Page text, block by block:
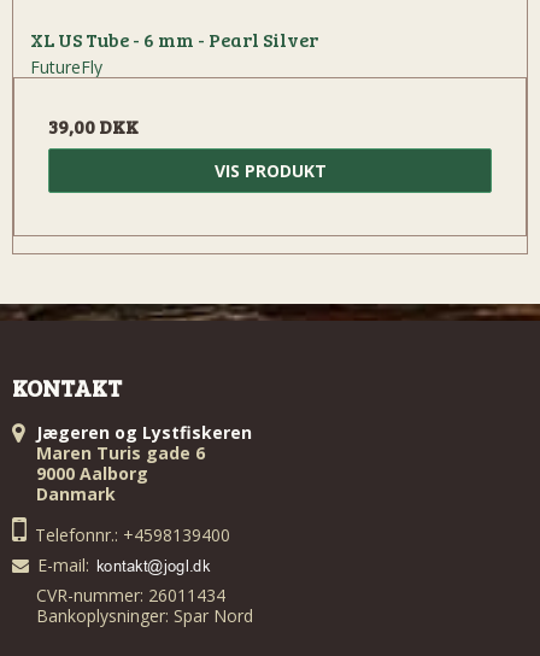
XL US Tube - 6 mm - Pearl Silver
FutureFly
39,00 DKK
VIS PRODUKT
KONTAKT
Jægeren og Lystfiskeren
Maren Turis gade 6
9000 Aalborg
Danmark
Telefonnr.: +4598139400
E-mail:
CVR-nummer: 26011434
Bankoplysninger: Spar Nord